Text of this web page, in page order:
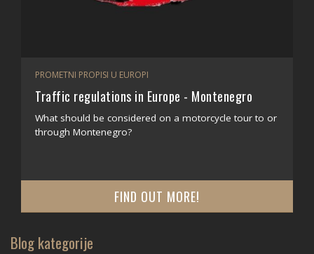
PROMETNI PROPISI U EUROPI
Traffic regulations in Europe - Montenegro
What should be considered on a motorcycle tour to or
through Montenegro?
FIND OUT MORE!
Blog kategorije